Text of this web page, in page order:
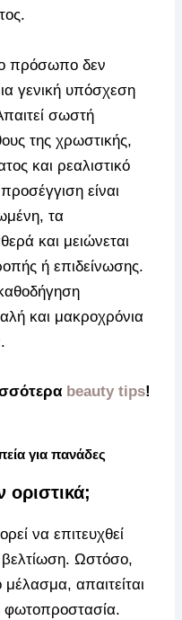
πρόσωπο δεν
γενική υπόσχεση
σωστή
της χρωστικής,
και ρεαλιστικό
είναι
τα
και μειώνεται
ή επιδείνωσης.
και μακροχρόνια
beauty tips!
για πανάδες
να επιτευχθεί
βελτίωση. Ωστόσο,
απαιτείται
φωτοπροστασία.